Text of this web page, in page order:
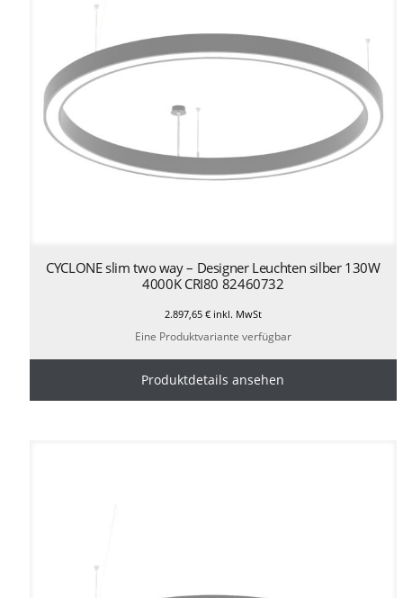
CYCLONE slim two way – Designer Leuchten silber 130W
4000K CRI80 82460732
2.897,65 €inkl. MwSt
Eine Produktvariante verfügbar
Produktdetails ansehen